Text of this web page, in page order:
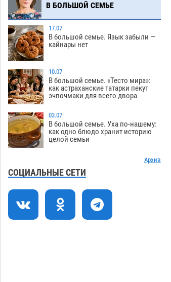
13:50
Мэрия Астрахани переводит городские
зеленые зоны на автоматический
полив
06.08 261
13:13
Скончался второй ребенок после
пожара в Астрахани
12:49
Астраханские гандболисты с крупной
победы стартовали на Всероссийской
12:16
В астраханском селе невестка
изрешетила машину свекрови
11:45
Астраханские приставы выдворили 12
Шереметьево
11:08
Как астраханцы назвали своих детей в
июле
В БОЛЬШОЙ СЕМЬЕ
17.07
В большой семье. Язык забыли —
кайнары нет
10.07
В большой семье. «Тесто мира»:
как астраханские татарки пекут
эчпочмаки для всего двора
03.07
В большой семье. Уха по-нашему:
как одно блюдо хранит историю
целой семьи
Архив
СОЦИАЛЬНЫЕ СЕТИ